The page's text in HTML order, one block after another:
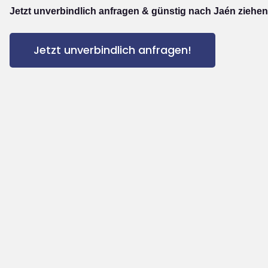
Jetzt unverbindlich anfragen & günstig nach Jaén
Jetzt unverbindlich anfragen!